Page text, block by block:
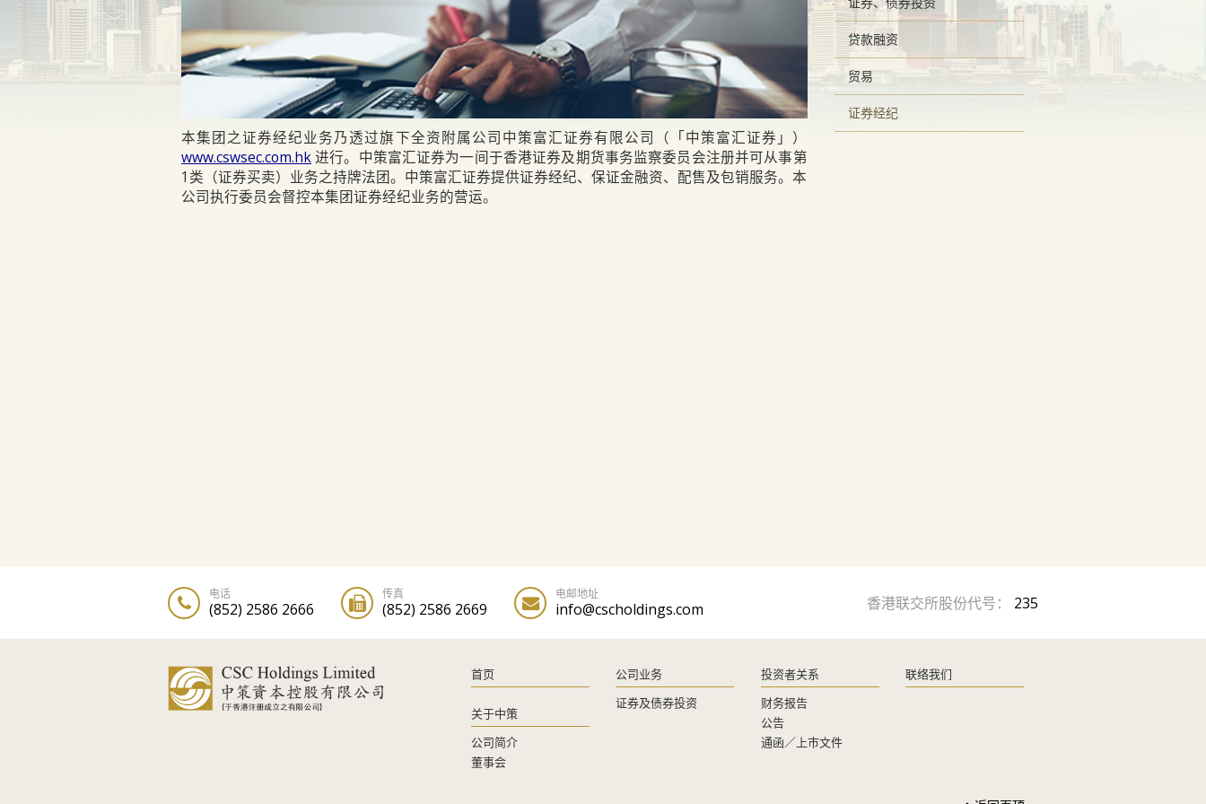
本集团之证券经纪业务乃透过旗下全资附属公司中策富汇证券有限公司（「中策富汇证券」）
www.cswsec.com.hk进行。中策富汇证券为一间于香港证券及期货事务监察委员会注册并可从事第
1类（证券买卖）业务之持牌法团。中策富汇证券提供证券经纪、保证金融资、配售及包销服务。本
公司执行委员会督控本集团证券经纪业务的营运。
贷款融资
贸易
证券经纪
电话
(852) 2586 2666
传真
(852) 2586 2669
电邮地址
info@cscholdings.com 香港联交所股份代号： 235
首页
公司业务
证券及债券投资
投资者关系
财务报告
公告
通函／上巿文件
联络我们
关于中策
公司简介
董事会